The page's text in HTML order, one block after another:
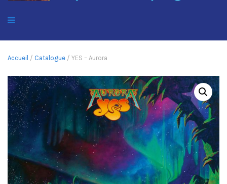
Accueil / Catalogue / YES – Aurora